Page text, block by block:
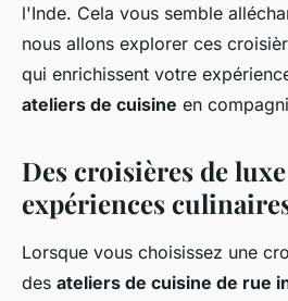
l'Inde. Cela vous semble
nous allons explorer ces
qui enrichissent votre
ateliers de cuisine en
Des croisières de
expériences
Lorsque vous choisissez une
des ateliers de cuisine de rue